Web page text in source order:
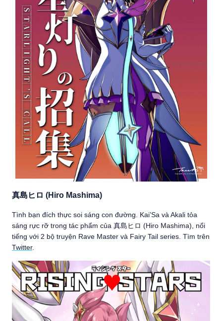
真島ヒロ (Hiro Mashima)
Tình bạn đích thực soi sáng con đường. Kai’Sa và Akali tỏa
sáng rực rỡ trong tác phẩm của 真島ヒロ (Hiro Mashima), nổi
tiếng với 2 bộ truyện Rave Master và Fairy Tail series. Tìm trên
Twitter.